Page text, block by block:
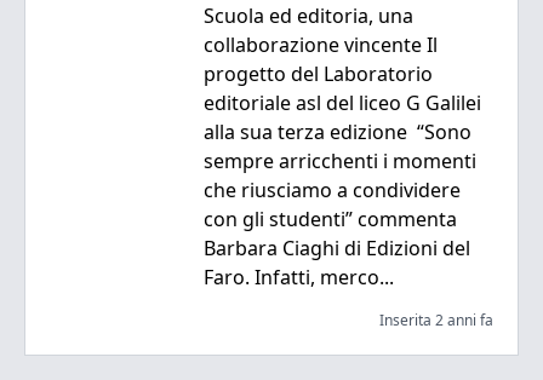
Scuola ed editoria, una
collaborazione vincente Il
progetto del Laboratorio
editoriale asl del liceo G Galilei
alla sua terza edizione “Sono
sempre arricchenti i momenti
che riusciamo a condividere
con gli studenti” commenta
Barbara Ciaghi di Edizioni del
Faro. Infatti, merco...
Inserita 2 anni fa